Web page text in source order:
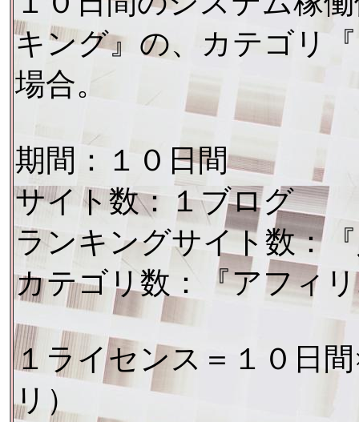
キング』の、カテゴリ
場合。
期間：１０日間
サイト数：１ブログ
ランキングサイト数：
カテゴリ数：『アフィ
１ライセンス＝１０日
リ）